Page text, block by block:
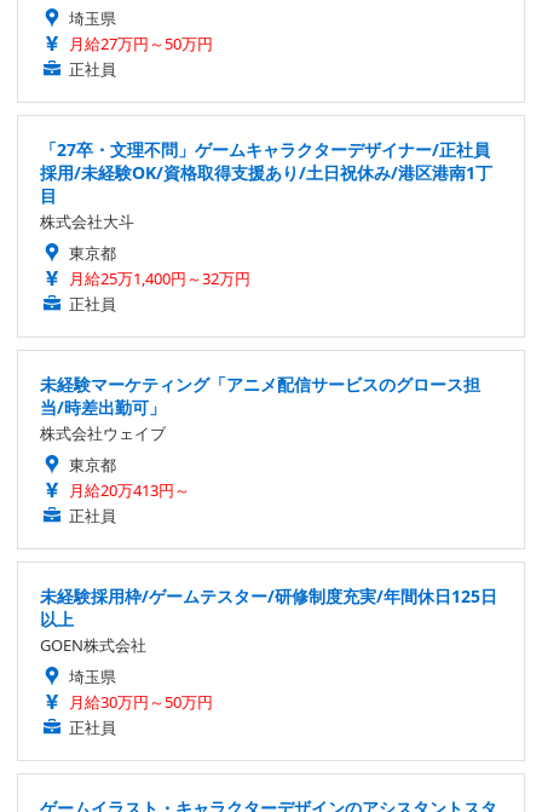
埼玉県
月給27万円～50万円
正社員
「27卒・文理不問」ゲームキャラクターデザイナー/正社員
採用/未経験OK/資格取得支援あり/土日祝休み/港区港南1丁
目
株式会社大斗
東京都
月給25万1,400円～32万円
正社員
未経験マーケティング「アニメ配信サービスのグロース担
当/時差出勤可」
株式会社ウェイブ
東京都
月給20万413円～
正社員
未経験採用枠/ゲームテスター/研修制度充実/年間休日125日
以上
GOEN株式会社
埼玉県
月給30万円～50万円
正社員